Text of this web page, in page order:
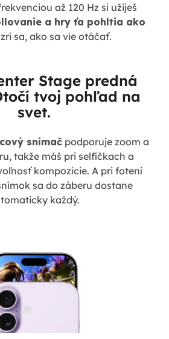
až 120 Hz si užiješ
a hry ťa pohltia ako
sa, ako sa vie otáčať.
Stage predná
tvoj pohľad na
svet.
snímač podporuje zoom a
takže máš pri selfíčkach a
kompozície. A pri fotení
sa do záberu dostane
každý.